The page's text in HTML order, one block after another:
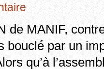
de MANIF,
bouclé par un
qu’à